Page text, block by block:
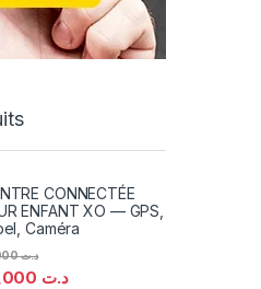
CONNECTÉE
ENFANT XO — GPS,
Caméra
د.ت
د.ت99,000